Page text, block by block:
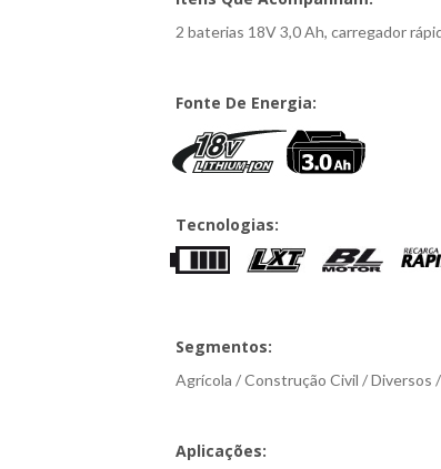
2 baterias 18V 3,0 Ah, carregador
Fonte De Energia:
Tecnologias:
Segmentos:
Agrícola / Construção Civil / Diversos
Aplicações: